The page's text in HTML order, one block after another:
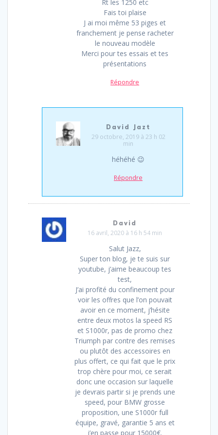
Rt les 1250 etc
Fais toi plaise
J ai moi même 53 piges et
franchement je pense racheter
le nouveau modèle
Merci pour tes essais et tes
présentations
Répondre
David Jazt
29 octobre, 2019 à 23 h 02
min
héhéhé 😉
Répondre
David
16 avril, 2020 à 16 h 54 min
Salut Jazz,
Super ton blog, je te suis sur
youtube, j’aime beaucoup tes
test,
J’ai profité du confinement pour
voir les offres que l’on pouvait
avoir en ce moment, j’hésite
entre deux motos la speed RS
et S1000r, pas de promo chez
Triumph par contre des remises
ou plutôt des accessoires en
plus offert, ce qui fait que le prix
trop chère pour moi, ce serait
donc une occasion sur laquelle
je devrais partir si je prends une
speed, pour BMW grosse
proposition, une S1000r full
équipe, gravé, garantie 5 ans et
j’en passe pour 15000€.